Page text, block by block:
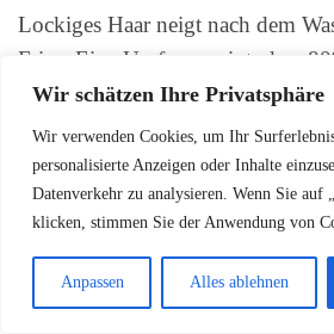
Wir schätzen Ihre Privatsphäre
Wir verwenden Cookies, um Ihr
personalisierte Anzeigen oder Inhalte
Datenverkehr zu analysieren. Wenn Sie auf
klicken, stimmen Sie der Anwendung von
Anpassen Alles ablehnen
Lockiges Haar neigt nach dem
Frizz. Eine Umfrage zeigt, dass
mit Locken selbst trimmen, oft mit
Folgen. Verwenden Sie
Produkte vor dem Rutschen, um
Haarezu schützen.